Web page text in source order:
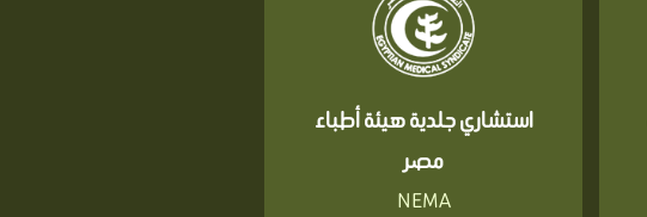
استشاري جلدية هيئة أطباء
مصر
NEMA